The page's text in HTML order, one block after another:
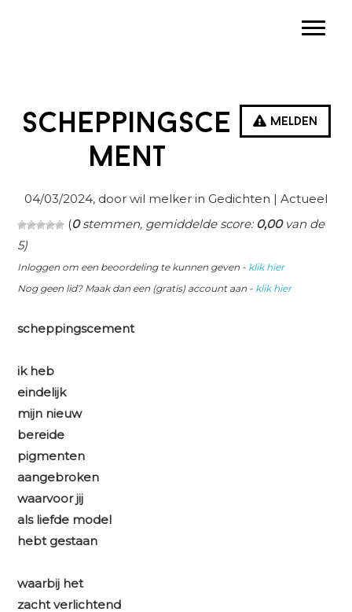
Melden
Scheppingsce
ment
04/03/2024, door wil melker in Gedichten | Actueel
(0stemmen, gemiddelde score:0,00van de
5)
Inloggen om een beoordeling te kunnen geven - klik hier
Nog geen lid? Maak dan een (gratis) account aan - klik hier
scheppingscement
ik heb
eindelijk
mijn nieuw
bereide
pigmenten
aangebroken
waarvoor jij
als liefde model
hebt gestaan
waarbij het
zacht verlichtend